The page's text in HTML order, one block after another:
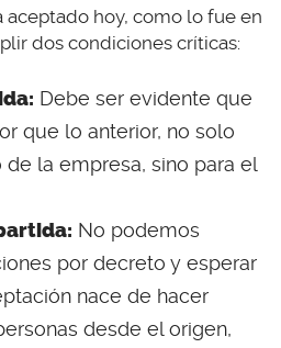
aceptado hoy, como lo fue en
dos condiciones críticas:
Debe ser evidente que
que lo anterior, no solo
de la empresa, sino para el
No podemos
por decreto y esperar
nace de hacer
desde el origen,